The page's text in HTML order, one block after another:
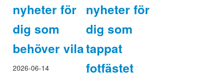
nyheter för
dig som
behöver vila
2026-06-14
nyheter för
dig som
tappat
fotfästet